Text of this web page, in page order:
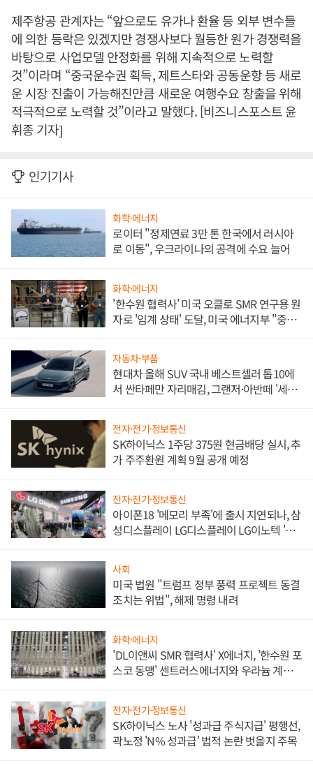
제주항공 관계자는 “앞으로도 유가나 환율 등 외부 변수들
에 의한 등락은 있겠지만 경쟁사보다 월등한 원가 경쟁력을
바탕으로 사업모델 안정화를 위해 지속적으로 노력할
것”이라며 “중국운수권 획득, 제트스타와 공동운항 등 새로
운 시장 진출이 가능해진만큼 새로운 여행수요 창출을 위해
적극적으로 노력할 것”이라고 말했다. [비즈니스포스트 윤
휘종 기자]
인기기사
화학·에너지
로이터 "정제연료 3만 톤 한국에서 러시아
로 이동", 우크라이나의 공격에 수요 늘어
화학·에너지
'한수원 협력사' 미국 오클로 SMR 연구용 원
자로 '임계 상태' 도달, 미국 에너지부 "중요
자동차·부품
현대차 올해 SUV 국내 베스트셀러 톱10에
서 싼타페만 자리매김, 그랜저·아반떼 '세단
전자·전기·정보통신
SK하이닉스 1주당 375원 현금배당 실시, 추
가 주주환원 계획 9월 공개 예정
전자·전기·정보통신
아이폰18 '메모리 부족'에 출시 지연되나, 삼
성디스플레이 LG디스플레이 LG이노텍 '탈
사회
미국 법원 "트럼프 정부 풍력 프로젝트 동결
조치는 위법", 해제 명령 내려
화학·에너지
'DL이앤씨 SMR 협력사' X에너지, '한수원 포
스코 동맹' 센트러스에너지와 우라늄 계약
전자·전기·정보통신
SK하이닉스 노사 '성과급 주식지급' 평행선,
곽노정 'N% 성과급' 법적 논란 벗을지 주목